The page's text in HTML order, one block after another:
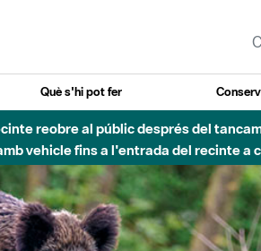
Què s'hi pot fer
reobre al públic després del
vehicle fins a l'entrada del recinte a